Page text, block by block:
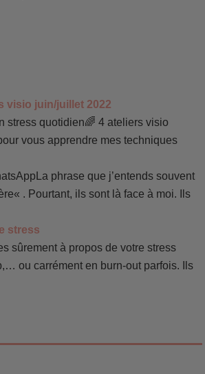
visio juin/juillet 2022
stress quotidien🌈 4 ateliers visio
vous apprendre mes techniques
phrase que j’entends souvent
. Pourtant, ils sont là face à moi. Ils
stress
sûrement à propos de votre stress
ou carrément en burn-out parfois. Ils